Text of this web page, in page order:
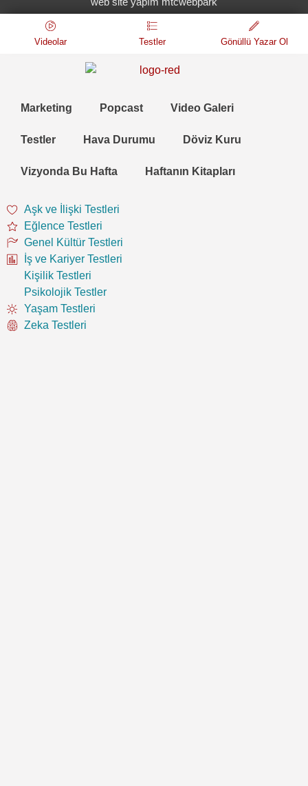
Videolar Testler Gönüllü Yazar Ol
Marketing Popcast Video Galeri
Testler Hava Durumu Döviz Kuru
Vizyonda Bu Hafta Haftanın Kitapları
Aşk ve İlişki Testleri
Eğlence Testleri
Genel Kültür Testleri
İş ve Kariyer Testleri
Kişilik Testleri
Psikolojik Testler
Yaşam Testleri
Zeka Testleri